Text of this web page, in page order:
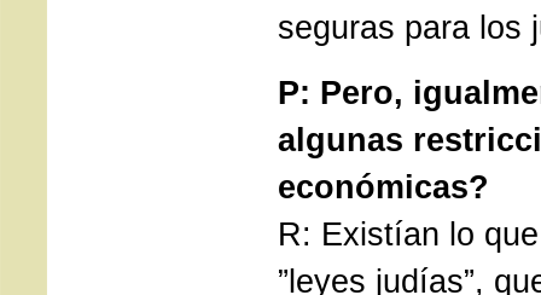
seguras para los
P: Pero,
algunas
económicas?
R: Existían lo
”leyes judías”,